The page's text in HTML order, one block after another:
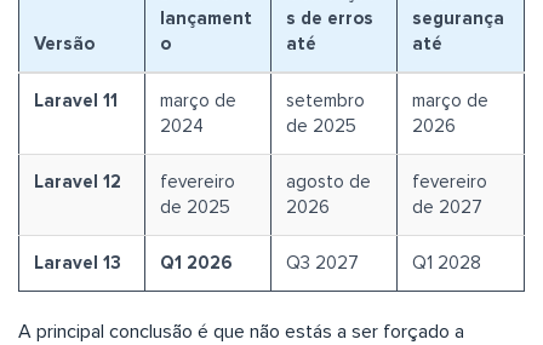
Versão
lançament
o
s de erros
até
segurança
até
Laravel 11
março de
2024
setembro
de 2025
março de
2026
Laravel 12
fevereiro
de 2025
agosto de
2026
fevereiro
de 2027
Laravel 13 Q1 2026 Q3 2027 Q1 2028
A principal conclusão é que não estás a ser forçado a